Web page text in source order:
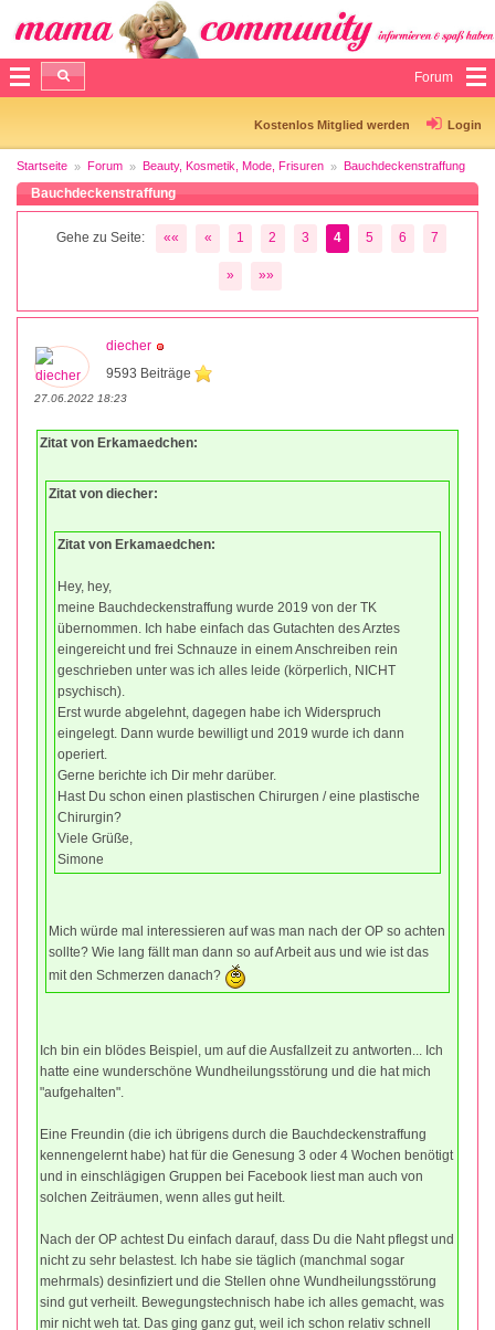
Forum
Kostenlos Mitglied werden Login
Startseite Forum Beauty, Kosmetik, Mode, Frisuren Bauchdeckenstraffung
Bauchdeckenstraffung
Gehe zu Seite: «« « 1 2 3 4 5 6 7
» »»
diecher
9593 Beiträge
27.06.2022 18:23
Zitat von Erkamaedchen:
Zitat von diecher:
Zitat von Erkamaedchen:
Hey, hey,
meine Bauchdeckenstraffung wurde 2019 von der TK
übernommen. Ich habe einfach das Gutachten des Arztes
eingereicht und frei Schnauze in einem Anschreiben rein
geschrieben unter was ich alles leide (körperlich, NICHT
psychisch).
Erst wurde abgelehnt, dagegen habe ich Widerspruch
eingelegt. Dann wurde bewilligt und 2019 wurde ich dann
operiert.
Gerne berichte ich Dir mehr darüber.
Hast Du schon einen plastischen Chirurgen / eine plastische
Chirurgin?
Viele Grüße,
Simone
Mich würde mal interessieren auf was man nach der OP so achten
sollte? Wie lang fällt man dann so auf Arbeit aus und wie ist das
mit den Schmerzen danach?
Ich bin ein blödes Beispiel, um auf die Ausfallzeit zu antworten... Ich
hatte eine wunderschöne Wundheilungsstörung und die hat mich
"aufgehalten".
Eine Freundin (die ich übrigens durch die Bauchdeckenstraffung
kennengelernt habe) hat für die Genesung 3 oder 4 Wochen benötigt
und in einschlägigen Gruppen bei Facebook liest man auch von
solchen Zeiträumen, wenn alles gut heilt.
Nach der OP achtest Du einfach darauf, dass Du die Naht pflegst und
nicht zu sehr belastest. Ich habe sie täglich (manchmal sogar
mehrmals) desinfiziert und die Stellen ohne Wundheilungsstörung
sind gut verheilt. Bewegungstechnisch habe ich alles gemacht, was
mir nicht weh tat. Das ging ganz gut, weil ich schon relativ schnell